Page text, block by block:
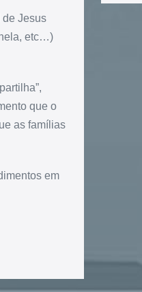
de Jesus
etc…)
que o
as famílias
em